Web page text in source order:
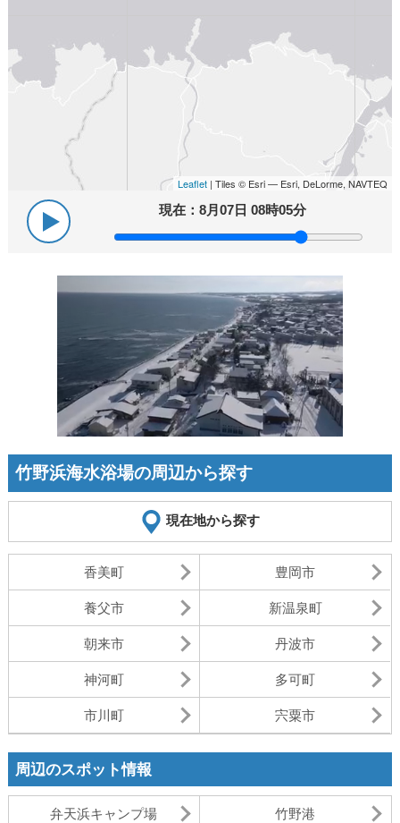
Leaflet | Tiles © Esri — Esri, DeLorme, NAVTEQ
現在：8月07日 08時05分
竹野浜海水浴場の周辺から探す
現在地から探す
香美町 豊岡市
養父市 新温泉町
朝来市 丹波市
神河町 多可町
市川町 宍粟市
周辺のスポット情報
弁天浜キャンプ場 竹野港